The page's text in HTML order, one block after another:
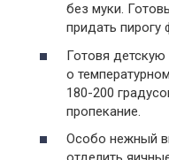
без муки.
придать
Готовя детскую
о
180-200
пропекание.
Особо нежный